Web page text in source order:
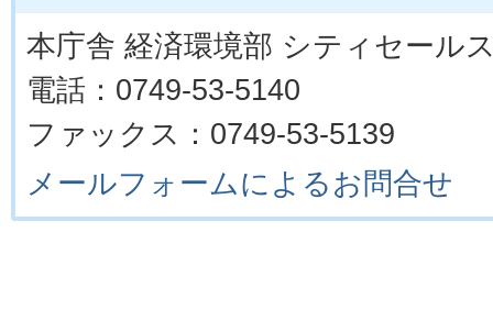
本庁舎 経済環境部 シティセール
電話：0749-53-5140
ファックス：0749-53-5139
メールフォームによるお問合せ